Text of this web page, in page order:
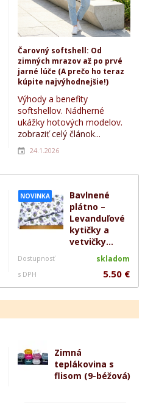
NOVINKA
Bavlnené
plátno –
Levanduľové
kytičky a
vetvičky...
Dostupnosť skladom
s DPH 5.50 €
Zimná
teplákovina s
flisom (9-béžová)
Čarovný softshell: Od
zimných mrazov až po prvé
jarné lúče (A prečo ho teraz
kúpite najvýhodnejšie!)
Výhody a benefity
softshellov. Nádherné
ukážky hotových modelov.
zobraziť celý článok...
24.1.2026